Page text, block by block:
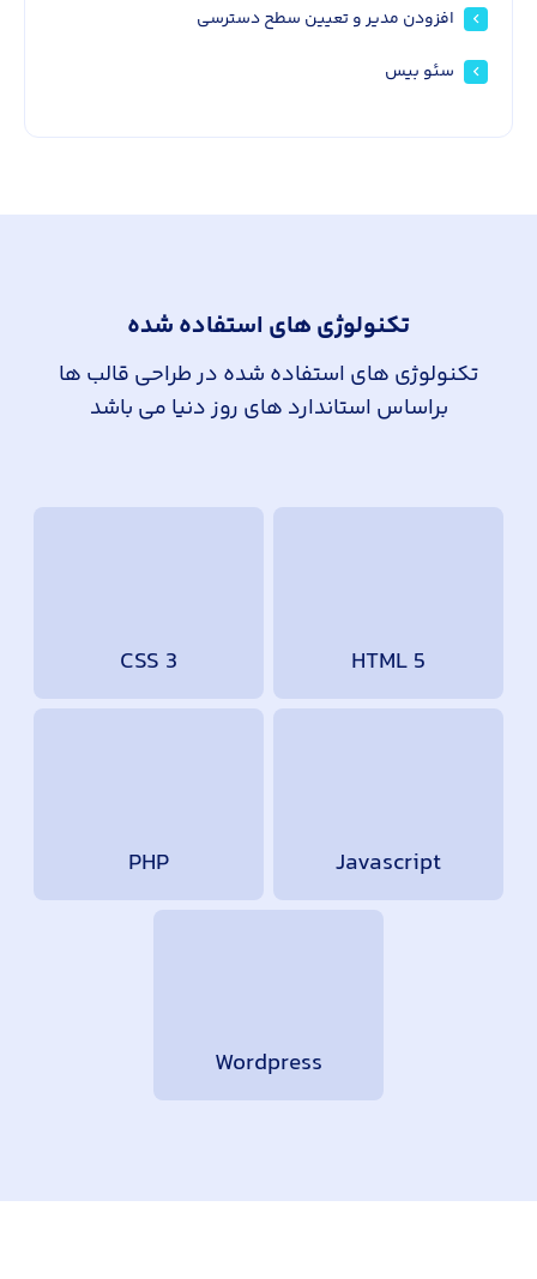
افزودن مدیر و تعیین سطح دسترسی
سئو بیس
تکنولوژی های استفاده شده
تکنولوژی های استفاده شده در طراحی قالب ها
براساس استاندارد های روز دنیا می باشد
HTML 5
CSS 3
Javascript
PHP
Wordpress